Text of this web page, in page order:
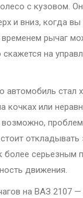
с кузовом.
и вниз, когда
рычаг
на
автомобиль стал
кочках или
откладывать
более серьезным
движения.
на ВАЗ 2107